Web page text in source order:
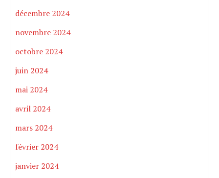
décembre 2024
novembre 2024
octobre 2024
juin 2024
mai 2024
avril 2024
mars 2024
février 2024
janvier 2024